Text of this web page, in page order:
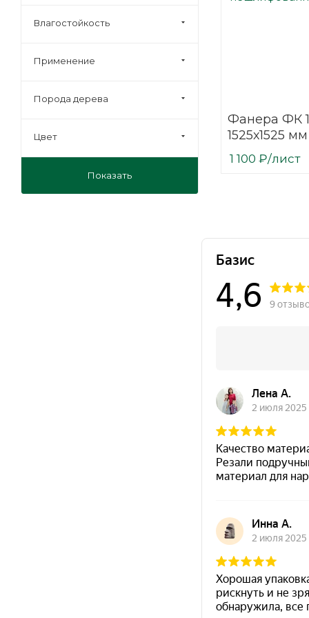
Фанера ФК
1525х1525
1 100 ₽/лист
Влагостойкость
Применение
Порода дерева
Цвет
Показать